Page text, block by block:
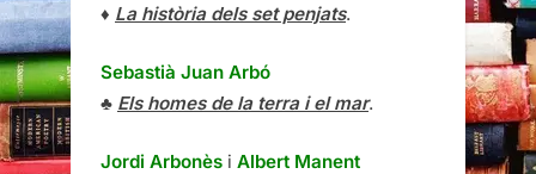
♦ La història dels set penjats.
Sebastià Juan Arbó
♣ Els homes de la terra i el mar.
Jordi Arbonès i Albert Manent